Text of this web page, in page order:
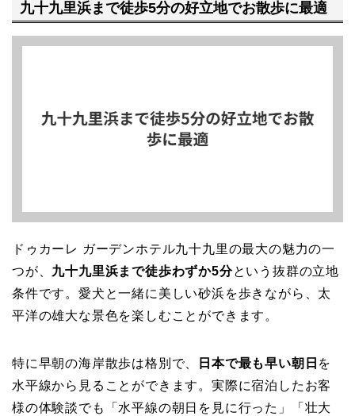
九十九里浜まで徒歩5分の好立地でお散歩に最適
ドゥカーレ ガーデンホテル九十九里の最大の魅力の一
つが、 九十九里浜まで徒歩わずか5分という抜群の立地
条件です。愛犬と一緒に美しい砂浜を歩きながら、太
平洋の雄大な景色を楽しむことができます。
特に早朝の海岸散歩は格別で、 日本で最も早い朝日 を
水平線から見ることができます。実際に宿泊したお客
様の体験談でも「水平線の朝日を見に行った」「壮大